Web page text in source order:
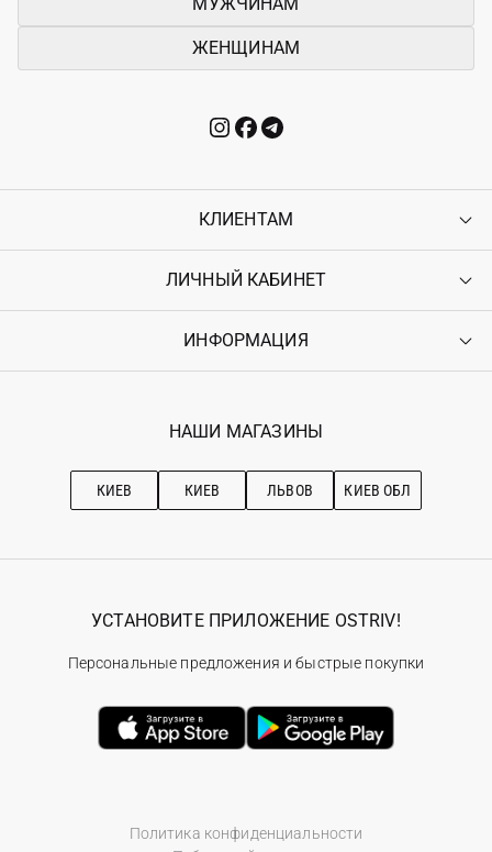
ЖЕНЩИНАМ
КЛИЕНТАМ
Контакты
Возврат
Гарантия
ЛИЧНЫЙ КАБИНЕТ
Войти
Ostriv Club+
ИНФОРМАЦИЯ
Наши магазини
Рекомендации по уходу
НАШИ МАГАЗИНЫ
КИЕВ КИЕВ ЛЬВОВ КИЕВ ОБЛ
Политика конфиденциальности
УСТАНОВИТЕ ПРИЛОЖЕНИЕ OSTRIV!
Персональные предложения и быстрые покупки